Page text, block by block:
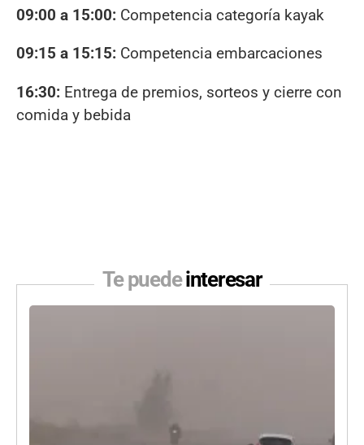
09:00 a 15:00: Competencia categoría kayak
09:15 a 15:15: Competencia embarcaciones
16:30: Entrega de premios, sorteos y cierre con
comida y bebida
Te puedeinteresar